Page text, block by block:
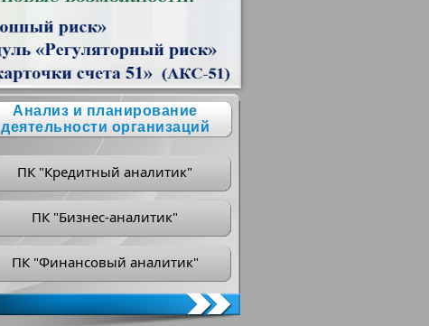
Анализ и планирование
деятельности организаций
ПК "Кредитный аналитик"
ПК "Бизнес-аналитик"
ПК "Финансовый аналитик"